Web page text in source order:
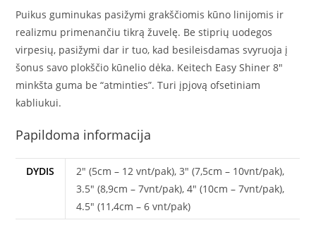
Puikus guminukas pasižymi grakščiomis kūno linijomis ir
realizmu primenančiu tikrą žuvelę. Be stiprių uodegos
virpesių, pasižymi dar ir tuo, kad besileisdamas svyruoja į
šonus savo plokščio kūnelio dėka. Keitech Easy Shiner 8″
minkšta guma be “atminties”. Turi įpjovą ofsetiniam
kabliukui.
Papildoma informacija
DYDIS
2" (5cm – 12 vnt/pak), 3" (7,5cm – 10vnt/pak),
3.5" (8,9cm – 7vnt/pak), 4" (10cm – 7vnt/pak),
4.5" (11,4cm – 6 vnt/pak)